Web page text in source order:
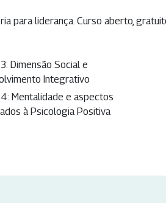
para liderança. Curso aberto,
Dimensão Social e
Integrativo
Mentalidade e aspectos
à Psicologia Positiva